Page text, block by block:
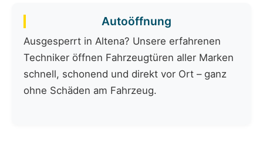
Autoöffnung
Ausgesperrt in Altena? Unsere erfahrenen
Techniker öffnen Fahrzeugtüren aller Marken
schnell, schonend und direkt vor Ort – ganz
ohne Schäden am Fahrzeug.